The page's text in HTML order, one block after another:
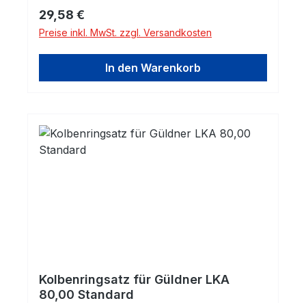
Regulärer Preis:
29,58 €
Preise inkl. MwSt. zzgl. Versandkosten
In den Warenkorb
Kolbenringsatz für Güldner LKA
80,00 Standard